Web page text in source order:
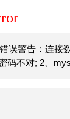
误警告：连接
码不对; 2、